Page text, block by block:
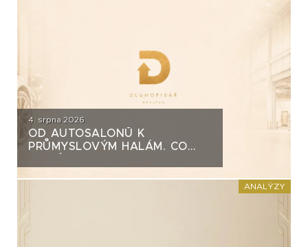
4. srpna 2026
OD AUTOSALONŮ K
PRŮMYSLOVÝM HALÁM. CO
ANALÝZY